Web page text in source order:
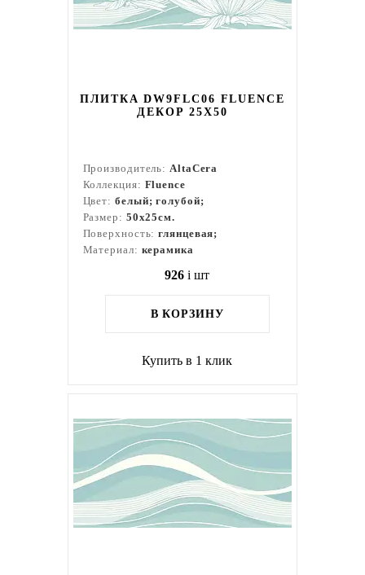
ПЛИТКА DW9FLC06 FLUENCE
ДЕКОР 25Х50
Производитель:AltaCera
Коллекция: Fluence
Цвет: белый; голубой;
Размер: 50x25см.
Поверхность:глянцевая;
Материал: керамика
926 i шт
В КОРЗИНУ
Купить в 1 клик